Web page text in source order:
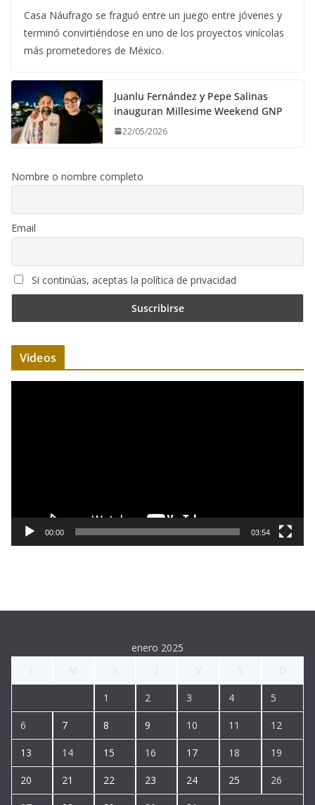
Casa Náufrago se fraguó entre un juego entre jóvenes y
terminó convirtiéndose en uno de los proyectos vinícolas
más prometedores de México.
Juanlu Fernández y Pepe Salinas
inauguran Millesime Weekend GNP
22/05/2026
Nombre o nombre completo
Email
Si continúas, aceptas la política de privacidad
Videos
o
d
o
00:00 03:54
enero 2025
1 2 3 4 5
6 7 8 9 10 11 12
13 14 15 16 17 18 19
20 21 22 23 24 25 26